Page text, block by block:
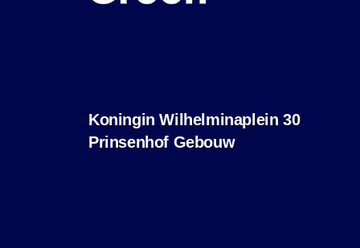
Koningin Wilhelminaplein 30
Prinsenhof Gebouw